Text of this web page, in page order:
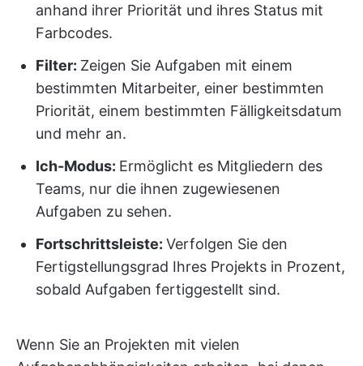
anhand ihrer Priorität und ihres Status mit
Farbcodes.
Filter: Zeigen Sie Aufgaben mit einem
bestimmten Mitarbeiter, einer bestimmten
Priorität, einem bestimmten Fälligkeitsdatum
und mehr an.
Ich-Modus: Ermöglicht es Mitgliedern des
Teams, nur die ihnen zugewiesenen
Aufgaben zu sehen.
Fortschrittsleiste: Verfolgen Sie den
Fertigstellungsgrad Ihres Projekts in Prozent,
sobald Aufgaben fertiggestellt sind.
Wenn Sie an Projekten mit vielen